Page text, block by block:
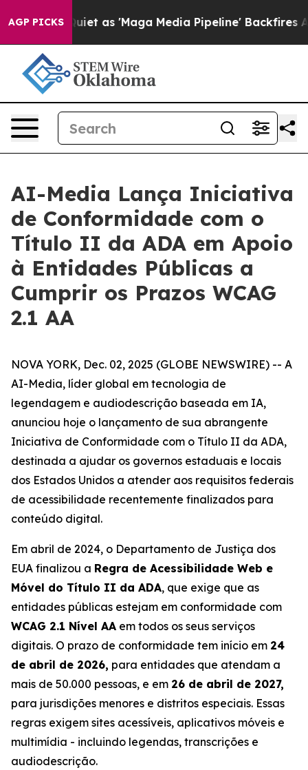
AGP PICKS
Goes Quiet as 'Maga Media Pipeline' Backfires Amid
AI-Media Lança Iniciativa
de Conformidade com o
Título II da ADA em Apoio
à Entidades Públicas a
Cumprir os Prazos WCAG
2.1 AA
NOVA YORK, Dec. 02, 2025 (GLOBE NEWSWIRE) -- A
AI-Media, líder global em tecnologia de
legendagem e audiodescrição baseada em IA,
anunciou hoje o lançamento de sua abrangente
Iniciativa de Conformidade com o Título II da ADA,
destinada a ajudar os governos estaduais e locais
dos Estados Unidos a atender aos requisitos federais
de acessibilidade recentemente finalizados para
conteúdo digital.
Em abril de 2024, o Departamento de Justiça dos
EUA finalizou a Regra de Acessibilidade Web e
Móvel do Título II da ADA, que exige que as
entidades públicas estejam em conformidade com
WCAG 2.1 Nível AA em todos os seus serviços
digitais. O prazo de conformidade tem início em 24
de abril de 2026, para entidades que atendam a
mais de 50.000 pessoas, e em 26 de abril de 2027,
para jurisdições menores e distritos especiais. Essas
regras exigem sites acessíveis, aplicativos móveis e
multimídia - incluindo legendas, transcrições e
audiodescrição.